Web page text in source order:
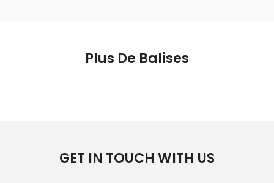
Plus De Balises
GET IN TOUCH WITH US